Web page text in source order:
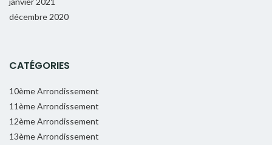
décembre 2020
CATÉGORIES
10ème Arrondissement
11ème Arrondissement
12ème Arrondissement
13ème Arrondissement